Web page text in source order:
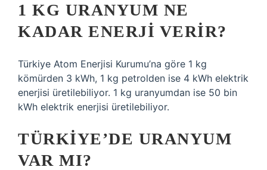
1 KG URANYUM NE
KADAR ENERJI VERIR?
Türkiye Atom Enerjisi Kurumu’na göre 1 kg
kömürden 3 kWh, 1 kg petrolden ise 4 kWh elektrik
enerjisi üretilebiliyor. 1 kg uranyumdan ise 50 bin
kWh elektrik enerjisi üretilebiliyor.
TÜRKIYE’DE URANYUM
VAR MI?